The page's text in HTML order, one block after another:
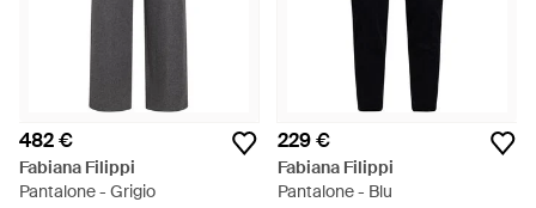
482 €
Fabiana Filippi
Pantalone - Grigio
229 €
Fabiana Filippi
Pantalone - Blu